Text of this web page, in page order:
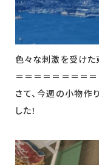
色々な刺激を受けた
＝＝＝＝＝＝＝＝
さて、今週の小物作
した！